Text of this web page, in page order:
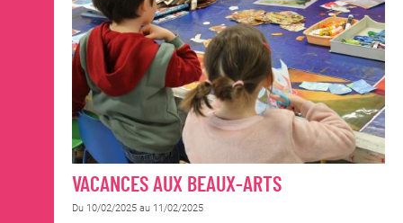
VACANCES AUX BEAUX-ARTS
Du 10/02/2025 au 11/02/2025